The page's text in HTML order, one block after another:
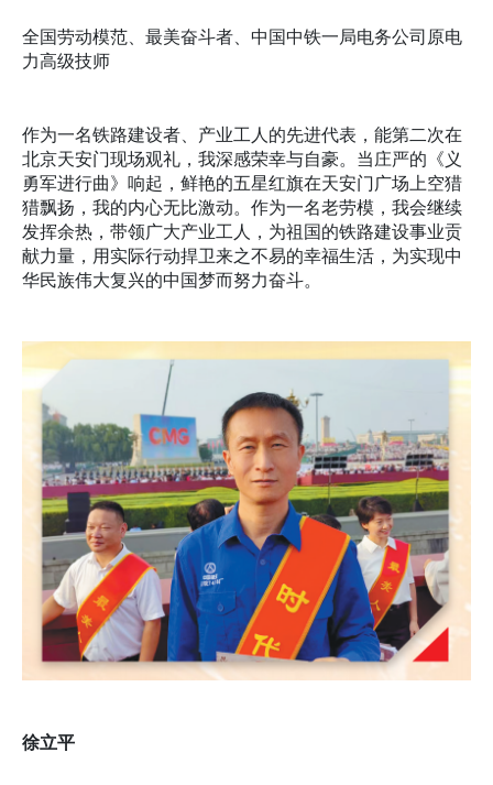
全国劳动模范、最美奋斗者、中国中铁一局电务公司原电
力高级技师
作为一名铁路建设者、产业工人的先进代表，能第二次在
北京天安门现场观礼，我深感荣幸与自豪。当庄严的《义
勇军进行曲》响起，鲜艳的五星红旗在天安门广场上空猎
猎飘扬，我的内心无比激动。作为一名老劳模，我会继续
发挥余热，带领广大产业工人，为祖国的铁路建设事业贡
献力量，用实际行动捍卫来之不易的幸福生活，为实现中
华民族伟大复兴的中国梦而努力奋斗。
徐立平